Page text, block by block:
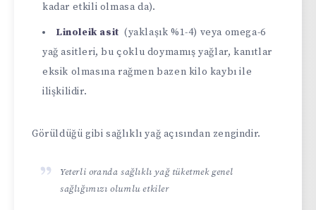
kadar etkili olmasa da).
Linoleik asit (yaklaşık %1-4) veya omega-6
yağ asitleri, bu çoklu doymamış yağlar, kanıtlar
eksik olmasına rağmen bazen kilo kaybı ile
ilişkilidir.
Görüldüğü gibi sağlıklı yağ açısından zengindir.
Yeterli oranda sağlıklı yağ tüketmek genel
sağlığımızı olumlu etkiler